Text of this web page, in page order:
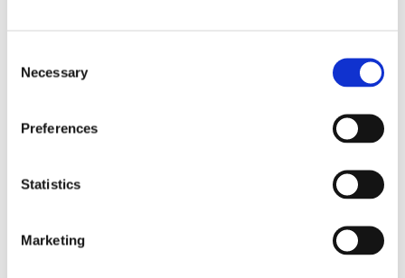
Selection
Necessary
Preferences
Statistics
Marketing
non sono più sufficienti meri atti di gestione
consentiti al singolo compossessore né atti
Ne segue che presupposto necessario per
manifestazione da parte dell’interessato di